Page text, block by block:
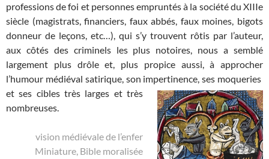
professions de foi et personnes empruntés à la société du XIIIe
siècle (magistrats, financiers, faux abbés, faux moines, bigots
donneur de leçons, etc…), qui s’y trouvent rôtis par l’auteur,
aux côtés des criminels les plus notoires, nous a semblé
largement plus drôle et, plus propice aussi, à approcher
l’humour médiéval satirique, son impertinence, ses moqueries
et ses cibles très larges et très
nombreuses.
vision médiévale de l’enfer
Miniature, Bible moralisée